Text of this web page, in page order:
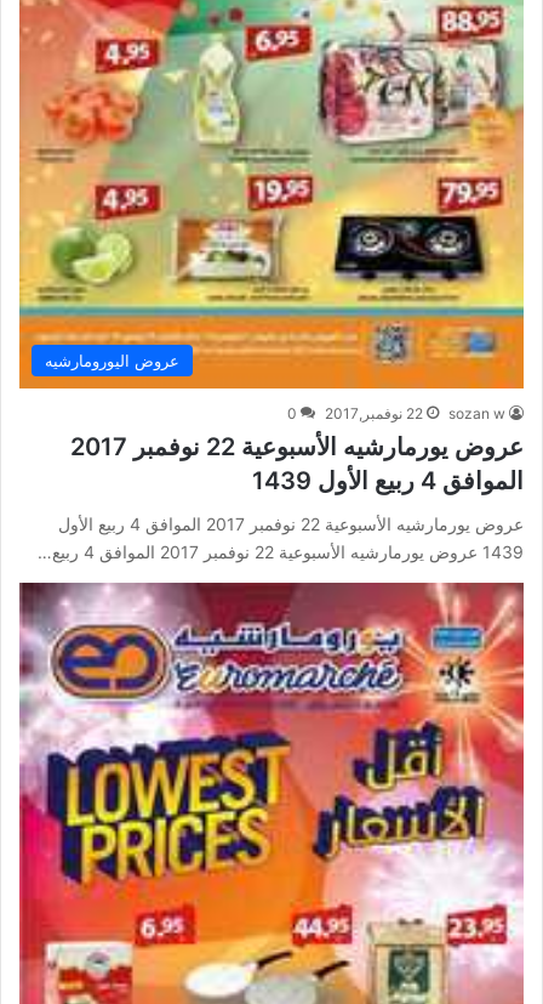
عروض اليورومارشيه
sozan w 22 نوفمبر,2017 0
عروض يورمارشيه الأسبوعية 22 نوفمبر 2017
الموافق 4 ربيع الأول 1439
عروض يورمارشيه الأسبوعية 22 نوفمبر 2017 الموافق 4 ربيع الأول
1439 عروض يورمارشيه الأسبوعية 22 نوفمبر 2017 الموافق 4 ربيع…